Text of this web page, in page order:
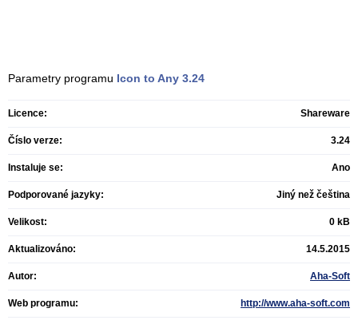
Parametry programu Icon to Any 3.24
Licence: Shareware
Číslo verze: 3.24
Instaluje se: Ano
Podporované jazyky: Jiný než čeština
Velikost: 0 kB
Aktualizováno: 14.5.2015
Autor: Aha-Soft
Web programu: http://www.aha-soft.com